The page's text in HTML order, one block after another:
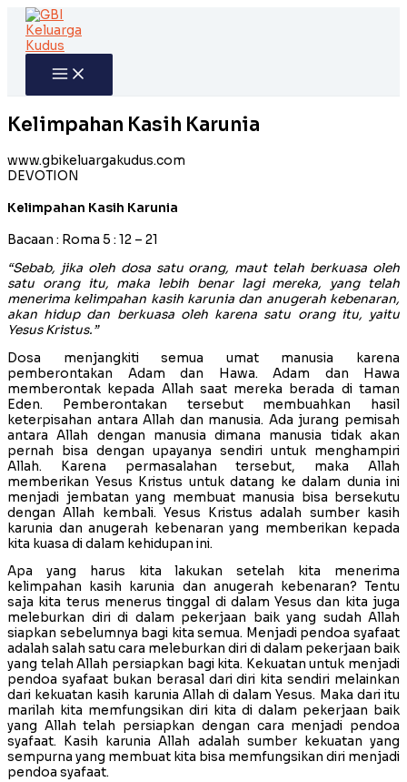
Skip
content
Kelimpahan Kasih Karunia
www.gbikeluargakudus.com
DEVOTION
Kelimpahan Kasih Karunia
Bacaan : Roma 5 : 12 – 21
“Sebab, jika oleh dosa satu orang, maut telah berkuasa oleh
satu orang itu, maka lebih benar lagi mereka, yang telah
menerima kelimpahan kasih karunia dan anugerah kebenaran,
akan hidup dan berkuasa oleh karena satu orang itu, yaitu
Yesus Kristus.”
Dosa menjangkiti semua umat manusia karena
pemberontakan Adam dan Hawa. Adam dan Hawa
memberontak kepada Allah saat mereka berada di taman
Eden. Pemberontakan tersebut membuahkan hasil
keterpisahan antara Allah dan manusia. Ada jurang pemisah
antara Allah dengan manusia dimana manusia tidak akan
pernah bisa dengan upayanya sendiri untuk menghampiri
Allah. Karena permasalahan tersebut, maka Allah
memberikan Yesus Kristus untuk datang ke dalam dunia ini
menjadi jembatan yang membuat manusia bisa bersekutu
dengan Allah kembali. Yesus Kristus adalah sumber kasih
karunia dan anugerah kebenaran yang memberikan kepada
kita kuasa di dalam kehidupan ini.
Apa yang harus kita lakukan setelah kita menerima
kelimpahan kasih karunia dan anugerah kebenaran? Tentu
saja kita terus menerus tinggal di dalam Yesus dan kita juga
meleburkan diri di dalam pekerjaan baik yang sudah Allah
siapkan sebelumnya bagi kita semua. Menjadi pendoa syafaat
adalah salah satu cara meleburkan diri di dalam pekerjaan baik
yang telah Allah persiapkan bagi kita. Kekuatan untuk menjadi
pendoa syafaat bukan berasal dari diri kita sendiri melainkan
dari kekuatan kasih karunia Allah di dalam Yesus. Maka dari itu
marilah kita memfungsikan diri kita di dalam pekerjaan baik
yang Allah telah persiapkan dengan cara menjadi pendoa
syafaat. Kasih karunia Allah adalah sumber kekuatan yang
sempurna yang membuat kita bisa memfungsikan diri menjadi
pendoa syafaat.